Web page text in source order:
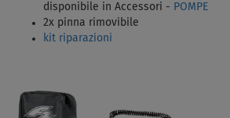
disponibile in Accessori - POMPE
2x pinna rimovibile
kit riparazioni